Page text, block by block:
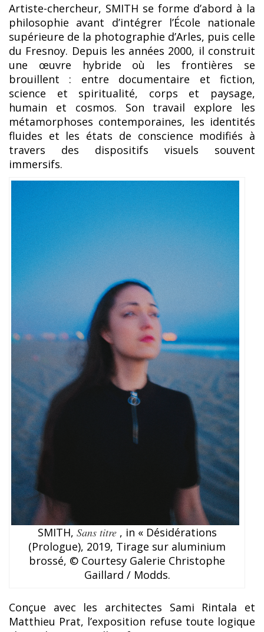
Artiste-chercheur, SMITH se forme d’abord à la
philosophie avant d’intégrer l’École nationale
supérieure de la photographie d’Arles, puis celle
du Fresnoy. Depuis les années 2000, il construit
une œuvre hybride où les frontières se
brouillent : entre documentaire et fiction,
science et spiritualité, corps et paysage,
humain et cosmos. Son travail explore les
métamorphoses contemporaines, les identités
fluides et les états de conscience modifiés à
travers des dispositifs visuels souvent
immersifs.
SMITH, Sans titre , in « Désidérations
(Prologue), 2019, Tirage sur aluminium
brossé, © Courtesy Galerie Christophe
Gaillard / Modds.
Conçue avec les architectes Sami Rintala et
Matthieu Prat, l’exposition refuse toute logique